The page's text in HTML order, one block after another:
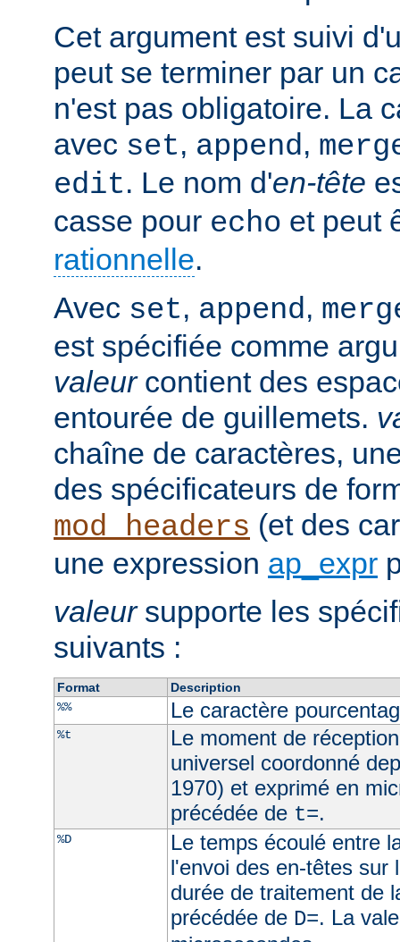
Cet argument est suivi
peut se terminer par un
n'est pas obligatoire. La
avec set, append,
edit. Le nom d'en-tête
casse pour echo et peut
rationnelle.
Avec set, append,
est spécifiée comme
valeurcontient des
entourée de guillemets.
chaîne de caractères,
des spécificateurs de
mod_headers (et des
une expression ap_expr
valeursupporte les
suivants :
Format
Description
%%
Le caractère
%t
Le moment de
universel coordonné
1970) et exprimé en
précédée de t=.
%D
Le temps écoulé entre
l'envoi des en-têtes sur
durée de traitement de
précédée de D=. La